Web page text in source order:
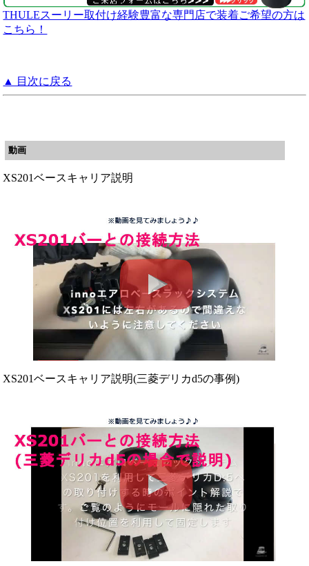
THULEスーリー取付け経験豊富な専門店で装着ご希望の方は
こちら！
▲ 目次に戻る
動画
XS201ベースキャリア説明
XS201ベースキャリア説明(三菱デリカd5の事例)